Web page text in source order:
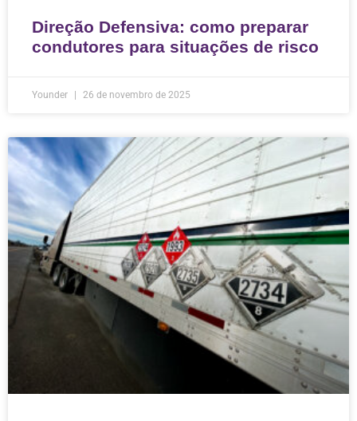
Direção Defensiva: como preparar
condutores para situações de risco
Younder 26 de novembro de 2025